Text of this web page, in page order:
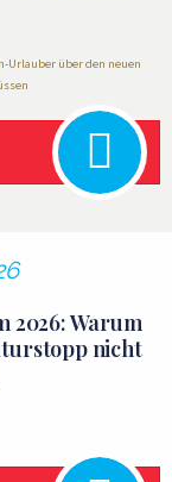
2026: Warum
nicht